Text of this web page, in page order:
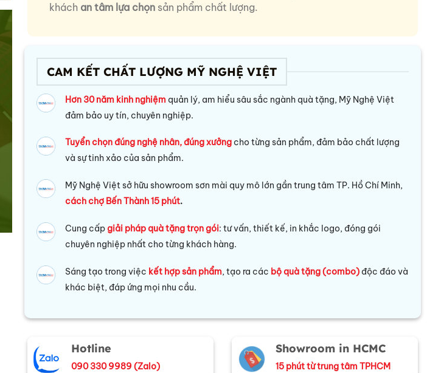
khách an tâm lựa chọnsản phẩm chất lượng.
CAM KẾT CHẤT LƯỢNG MỸ NGHỆ VIỆT
Hơn 30 năm kinh nghiệm quản lý, am hiểu sâu sắc ngành quà tặng, Mỹ Nghệ Việt
đảm bảo uy tín, chuyên nghiệp.
Tuyển chọn đúng nghệ nhân, đúng xưởng cho từng sản phẩm, đảm bảo chất lượng
và sự tinh xảo của sản phẩm.
Mỹ Nghệ Việt sở hữu showroom sơn mài quy mô lớn gần trung tâm TP. Hồ Chí Minh,
cách chợ Bến Thành 15 phút.
Cung cấpgiải pháp quà tặng trọn gói: tư vấn, thiết kế, in khắc logo, đóng gói
chuyên nghiệp nhất cho từng khách hàng.
Sáng tạo trong việc kết hợp sản phẩm, tạo ra các bộ quà tặng (combo) độc đáo và
khác biệt, đáp ứng mọi nhu cầu.
Hotline
090 330 9989 (Zalo)
Showroom in HCMC
15 phút từ trung tâm TPHCM